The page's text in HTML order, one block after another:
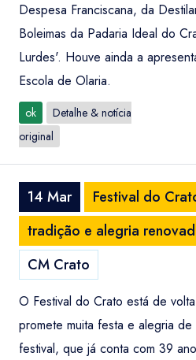
Despesa Franciscana, da
Boleimas da Padaria Ideal do
Lurdes'. Houve ainda a
Escola de Olaria.
ok
Detalhe & notícia
original
14 Mar
Festival do
tradição e alegria
CM Crato
O Festival do Crato está de
promete muita festa e alegria
festival, que já conta com 39